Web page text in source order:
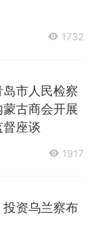
1732
岛市人民检察
古商会开展
座谈
1917
投资乌兰察布